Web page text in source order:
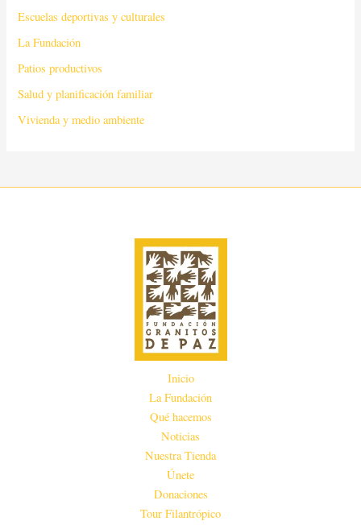
Escuelas deportivas y culturales
La Fundación
Patios productivos
Salud y planificación familiar
Vivienda y medio ambiente
Inicio
La Fundación
Qué hacemos
Noticias
Nuestra Tienda
Únete
Donaciones
Tour Filantrópico